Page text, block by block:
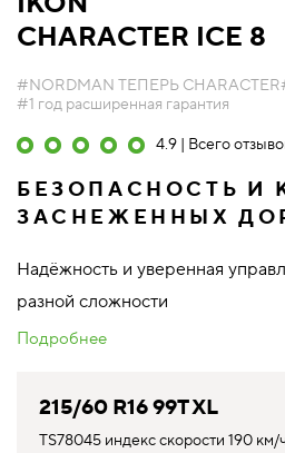
CHARACTER ICE 8
#NORDMAN ТЕПЕРЬ CHARACTER
#1 год расширенная гарантия
4.9 | Всего
БЕЗОПАСНОСТЬ И
ЗАСНЕЖЕННЫХ
Надёжность и уверенная
разной сложности
Подробнее
215/60 R16 99T XL
TS78045 индекс скорости 190 км/